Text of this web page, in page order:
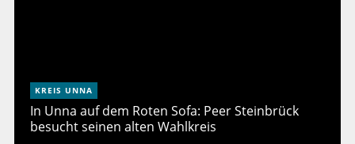
KREIS UNNA
In Unna auf dem Roten Sofa: Peer Steinbrück
besucht seinen alten Wahlkreis